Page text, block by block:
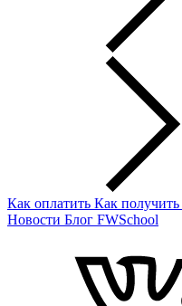
Как оплатить Как получить
Новости Блог FWSchool